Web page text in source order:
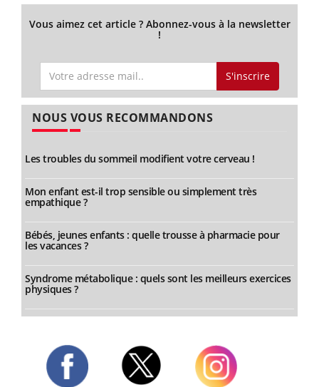
Vous aimez cet article ? Abonnez-vous à la newsletter
!
S'inscrire
NOUS VOUS RECOMMANDONS
Les troubles du sommeil modifient votre cerveau !
Mon enfant est-il trop sensible ou simplement très
empathique ?
Bébés, jeunes enfants : quelle trousse à pharmacie pour
les vacances ?
Syndrome métabolique : quels sont les meilleurs exercices
physiques ?